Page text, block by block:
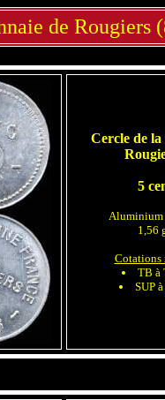
de Rougiers
Cercle de
5
Aluminium
1,56
Cotations
TB à
SUP